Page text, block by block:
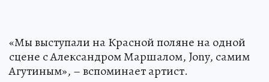
«Мы выступали на Красной поляне на одной
сцене с Александром Маршалом, Jony, самим
Агутиным», – вспоминает артист.